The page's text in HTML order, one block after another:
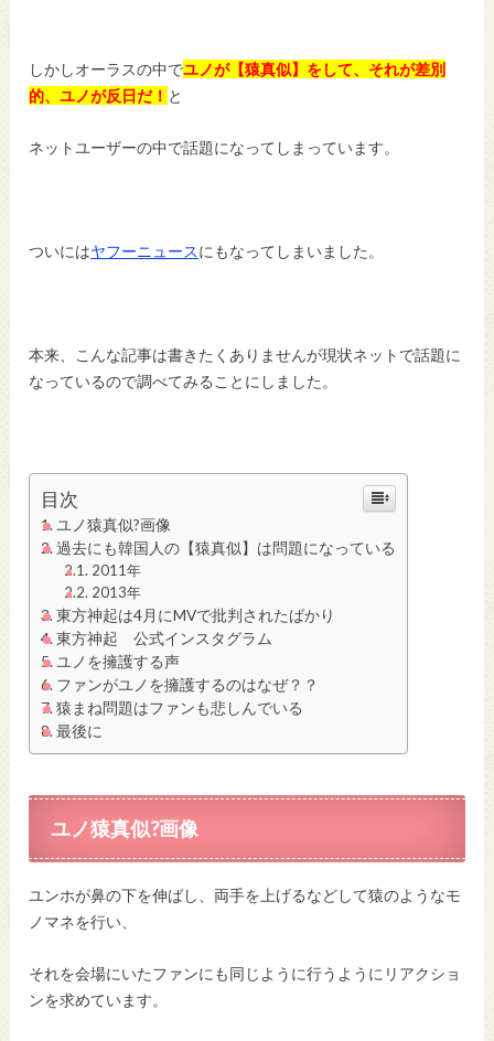
しかしオーラスの中でユノが【猿真似】をして、それが差別
的、ユノが反日だ！ と
ネットユーザーの中で話題になってしまっています。
ついにはヤフーニュースにもなってしまいました。
本来、こんな記事は書きたくありませんが現状ネットで話題に
なっているので調べてみることにしました。
目次
ユノ猿真似?画像
過去にも韓国人の【猿真似】は問題になっている
2011年
2013年
東方神起は4月にMVで批判されたばかり
東方神起 公式インスタグラム
ユノを擁護する声
ファンがユノを擁護するのはなぜ？？
猿まね問題はファンも悲しんでいる
最後に
ユノ猿真似?画像
ユンホが鼻の下を伸ばし、両手を上げるなどして猿のようなモ
ノマネを行い、
それを会場にいたファンにも同じように行うようにリアクショ
ンを求めています。